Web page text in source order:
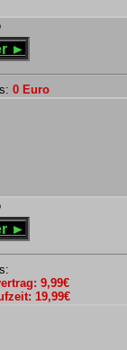
►
0 Euro
►
9,99€
19,99€